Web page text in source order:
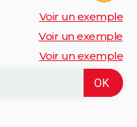
Voir un exemple
Voir un exemple
Voir un exemple